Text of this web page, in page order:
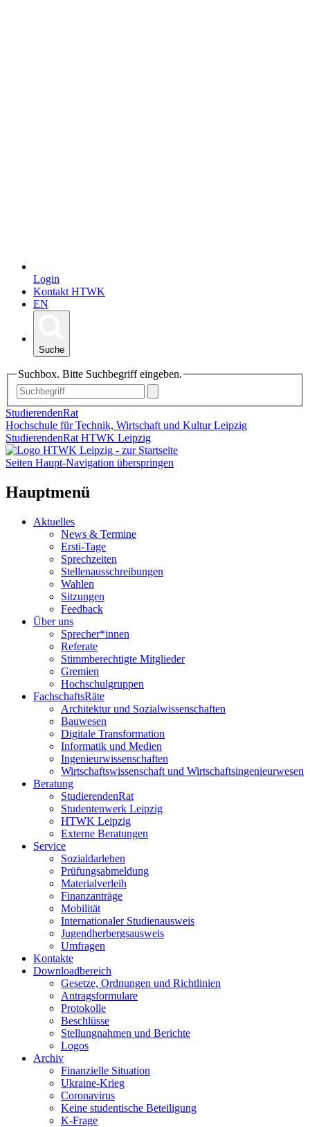
Login
Kontakt HTWK
EN
Suche
Suchbox. Bitte Suchbegriff eingeben.
StudierendenRat
Hochschule für Technik, Wirtschaft und Kultur Leipzig
StudierendenRat HTWK Leipzig
Seiten Haupt-Navigation überspringen
Hauptmenü
Aktuelles
News & Termine
Ersti-Tage
Sprechzeiten
Stellenausschreibungen
Wahlen
Sitzungen
Feedback
Über uns
Sprecher*innen
Referate
Stimmberechtigte Mitglieder
Gremien
Hochschulgruppen
FachschaftsRäte
Architektur und Sozialwissenschaften
Bauwesen
Digitale Transformation
Informatik und Medien
Ingenieurwissenschaften
Wirtschaftswissenschaft und Wirtschaftsingenieurwesen
Beratung
StudierendenRat
Studentenwerk Leipzig
HTWK Leipzig
Externe Beratungen
Service
Sozialdarlehen
Prüfungsabmeldung
Materialverleih
Finanzanträge
Mobilität
Internationaler Studienausweis
Jugendherbergsausweis
Umfragen
Kontakte
Downloadbereich
Gesetze, Ordnungen und Richtlinien
Antragsformulare
Protokolle
Beschlüsse
Stellungnahmen und Berichte
Logos
Archiv
Finanzielle Situation
Ukraine-Krieg
Coronavirus
Keine studentische Beteiligung
K-Frage